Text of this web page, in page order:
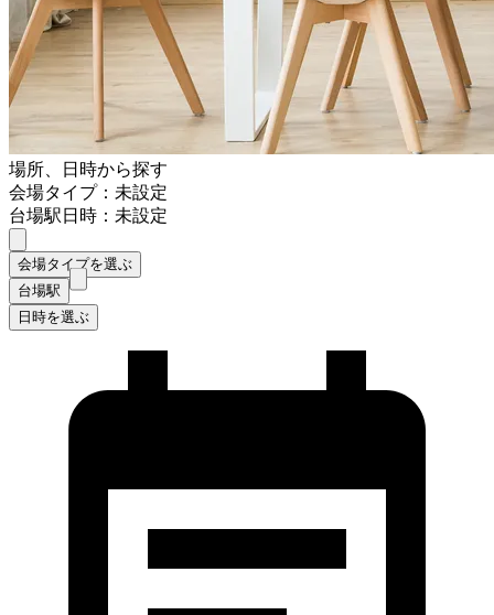
場所、日時から探す
会場タイプ：未設定
台場駅日時：未設定
会場タイプを選ぶ
台場駅
日時を選ぶ